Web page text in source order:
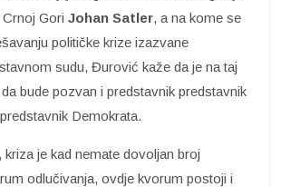
Gori Johan Satler, a na kome se
političke krize izazvane
sudu, Đurović kaže da je na taj
bude pozvan i predstavnik predstavnik
Demokrata.
je kad nemate dovoljan broj
odlučivanja, ovdje kvorum postoji i